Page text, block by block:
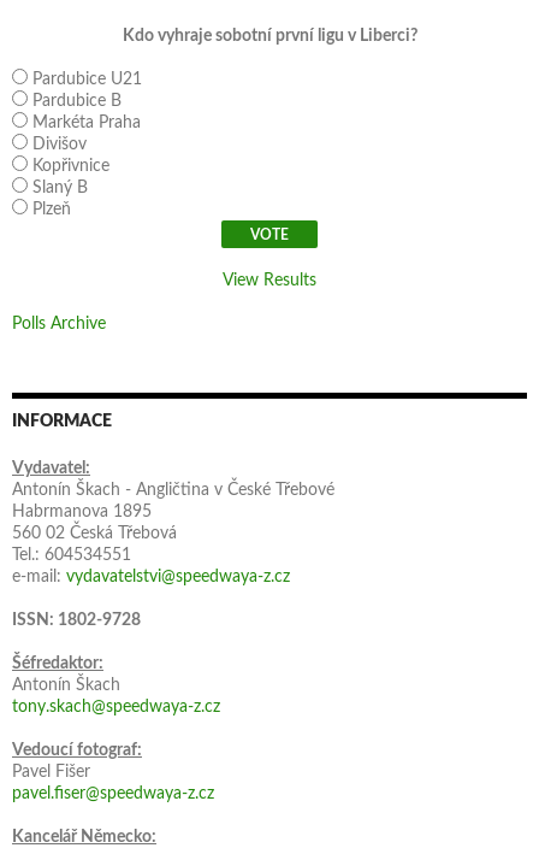
Kdo vyhraje sobotní první ligu v Liberci?
Pardubice U21
Pardubice B
Markéta Praha
Divišov
Kopřivnice
Slaný B
Plzeň
View Results
Polls Archive
INFORMACE
Vydavatel:
Antonín Škach - Angličtina v České Třebové
Habrmanova 1895
560 02 Česká Třebová
Tel.: 604534551
e-mail: vydavatelstvi@speedwaya-z.cz
ISSN: 1802-9728
Šéfredaktor:
Antonín Škach
tony.skach@speedwaya-z.cz
Vedoucí fotograf:
Pavel Fišer
pavel.fiser@speedwaya-z.cz
Kancelář Německo: